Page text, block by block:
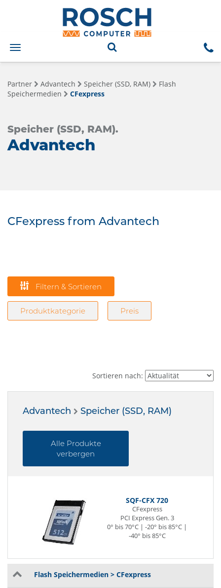
Toggle
navigation
Partner Advantech Speicher (SSD, RAM)
Flash
Speichermedien
CFexpress
Speicher (SSD, RAM).
Advantech
CFexpress from Advantech
Filtern & Sortieren
Produktkategorie Preis
Sortieren nach:
Advantech Speicher (SSD, RAM)
Alle Produkte
verbergen
SQF-CFX 720
CFexpress
PCI Express Gen. 3
0° bis 70°C | -20° bis 85°C |
-40° bis 85°C
Flash Speichermedien > CFexpress